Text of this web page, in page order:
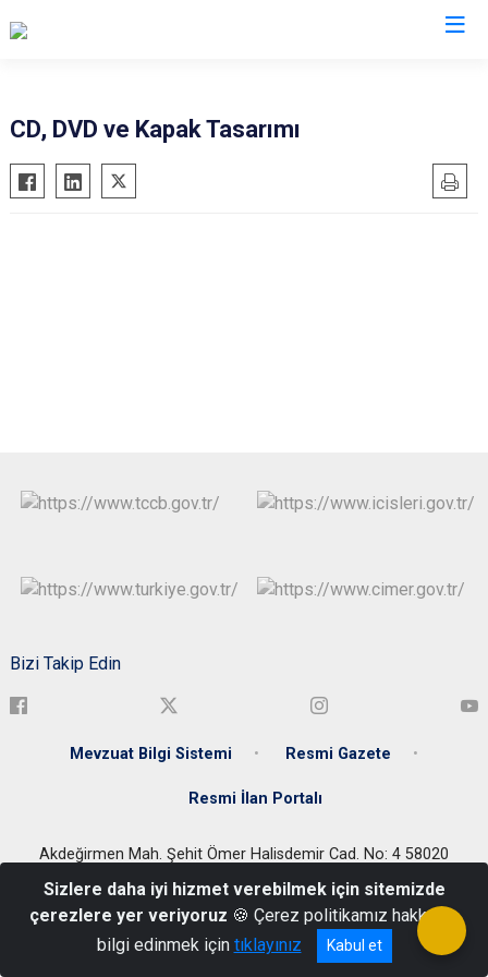
CD, DVD ve Kapak Tasarımı
Bizi Takip Edin
Mevzuat Bilgi Sistemi Resmi Gazete
Resmi İlan Portalı
Akdeğirmen Mah. Şehit Ömer Halisdemir Cad. No: 4 58020
+90 346 224 44 88
Sizlere daha iyi hizmet verebilmek için sitemizde
çerezlere yer veriyoruz 🍪 Çerez politikamız hakkında
bilgi edinmek için tıklayınız Kabul et